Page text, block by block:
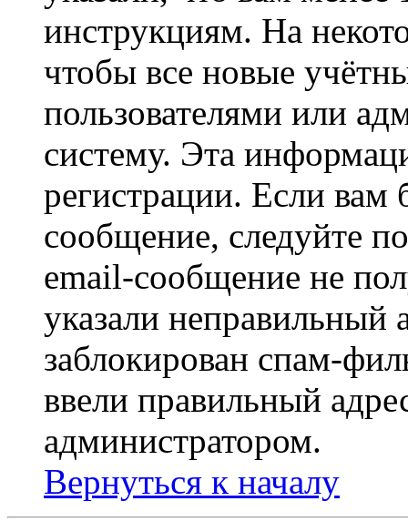
инструкциям. На
чтобы все новые
пользователями или
систему. Эта
регистрации. Если
сообщение, следуйте
email-сообщение не
указали неправильный
заблокирован спам-
ввели правильный
администратором.
Вернуться к началу